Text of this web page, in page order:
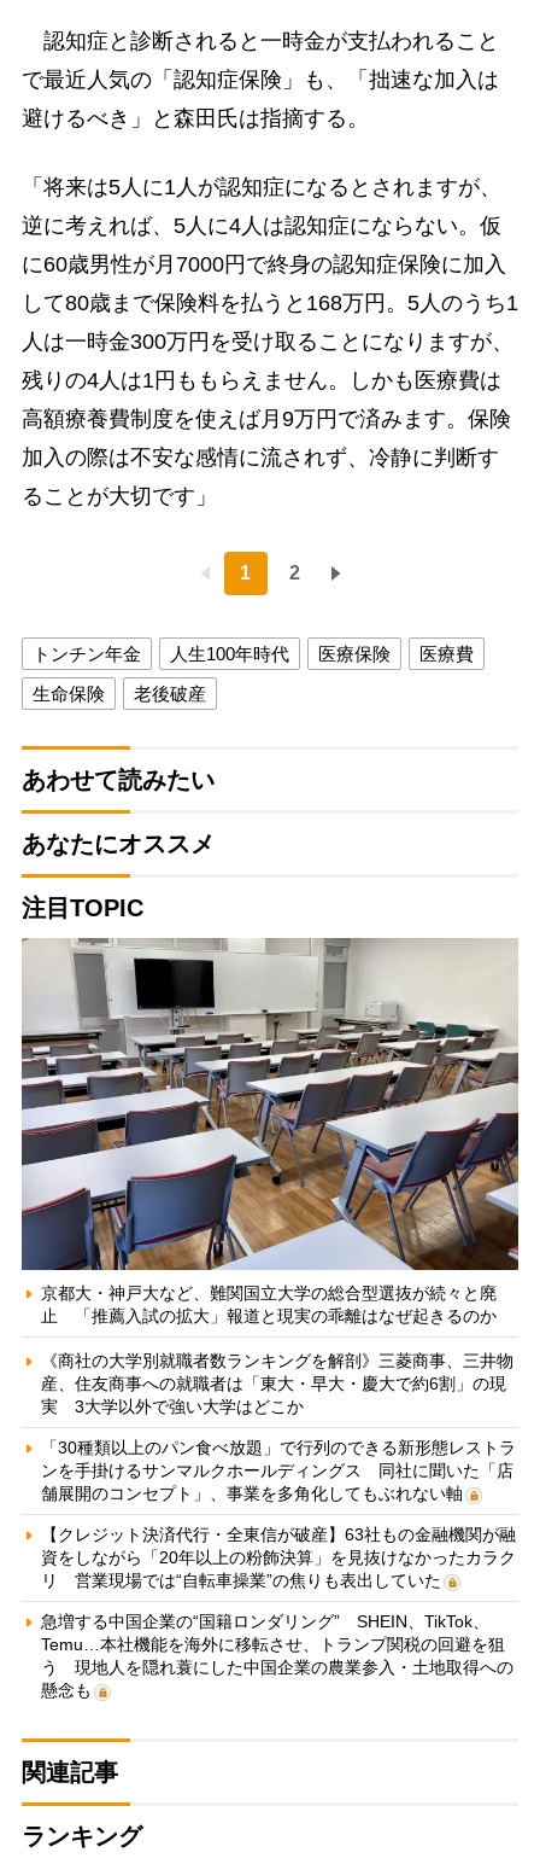
認知症と診断されると一時金が支払われること
で最近人気の「認知症保険」も、「拙速な加入は
避けるべき」と森田氏は指摘する。
「将来は5人に1人が認知症になるとされますが、
逆に考えれば、5人に4人は認知症にならない。仮
に60歳男性が月7000円で終身の認知症保険に加入
して80歳まで保険料を払うと168万円。5人のうち1
人は一時金300万円を受け取ることになりますが、
残りの4人は1円ももらえません。しかも医療費は
高額療養費制度を使えば月9万円で済みます。保険
加入の際は不安な感情に流されず、冷静に判断す
ることが大切です」
1 2
トンチン年金 人生100年時代 医療保険
医療費
生命保険
老後破産
あわせて読みたい
あなたにオススメ
注目TOPIC
京都大・神戸大など、難関国立大学の総合型選抜が続々と廃
止 「推薦入試の拡大」報道と現実の乖離はなぜ起きるのか
《商社の大学別就職者数ランキングを解剖》三菱商事、三井物
産、住友商事への就職者は「東大・早大・慶大で約6割」の現
実 3大学以外で強い大学はどこか
「30種類以上のパン食べ放題」で行列のできる新形態レストラ
ンを手掛けるサンマルクホールディングス 同社に聞いた「店
舗展開のコンセプト」、事業を多角化してもぶれない軸
【クレジット決済代行・全東信が破産】63社もの金融機関が融
資をしながら「20年以上の粉飾決算」を見抜けなかったカラク
リ 営業現場では“自転車操業”の焦りも表出していた
急増する中国企業の“国籍ロンダリング” SHEIN、TikTok、
Temu…本社機能を海外に移転させ、トランプ関税の回避を狙
う 現地人を隠れ蓑にした中国企業の農業参入・土地取得への
懸念も
関連記事
ランキング